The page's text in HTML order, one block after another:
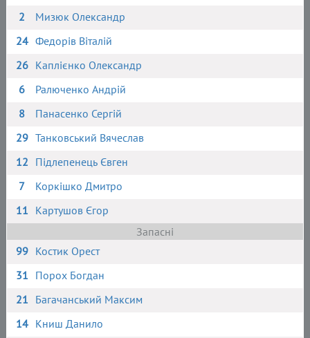
2
Мизюк Олександр
24 Федорів Віталій
26 Каплієнко Олександр
6
Ралюченко Андрій
8
Панасенко Сергій
29 Танковський Вячеслав
12 Підлепенець Євген
7
Коркішко Дмитро
11 Картушов Єгор
Запасні
99 Костик Орест
31 Порох Богдан
21 Багачанський Максим
14 Книш Данило